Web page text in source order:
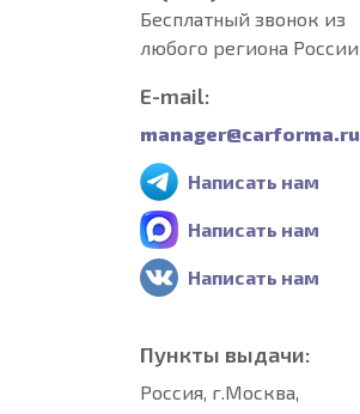
Бесплатный звонок из
любого региона России
E-mail:
manager@carforma.ru
Написать нам
Написать нам
Написать нам
Пункты выдачи:
Россия, г.Москва,